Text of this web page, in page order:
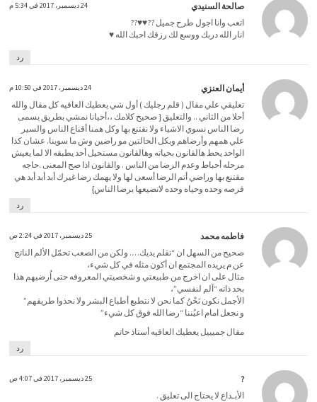
صالحة السنيدي 24 ديسمبر، 2017 في 5:34 م
اتعب وانا اجول طرح جميل ??♥️♥️??
انار الله دربك ووسع لك رزقك احبك الله ♥️
رد
أيمان العنزي 24 ديسمبر، 2017 في 10:50 م
تعليقي علي مقال ( قلم رجليك ) أول شي يعطيك العافيه كل مقال والله
أحلا من الثاني .. والتعليق { صحيح كلامك ،،أحيانا نمشي بطريق يسمى
رضا الناس نسوي الاشياء ولا نقتنع بها وكل همنا أقناع الناس والسير
علي همهم وأرضاهم وبكل الحالتين مو راضين وش ما سوينا. عشان كذا
الواحد يحط هالقانون بحياته وهالقانون مستحيل أحد يطبقه الا لما يعيش
مرحله أحباط وعدم الرضا من الناس . والقانون اذا صح المعنى .حاجه
مقتنع بها وراضي أتم الرضا أسعى لها ولا يهمك رضا غيرك أبد أبد أبد هي
فرصه وحده وحياه وحده لاتضيعها برضا الناس}
رد
فاطمه محمد 25 ديسمبر، 2017 في 2:24 ص
صحيح من السهل ان “تقلم يديك…. ولكن من الصعب تحمّل الألم الناتج
عن م يريده المجتمع ان أكون مثله في كل شيء،
مثال على ان اخرج من طبيعتي و شخصيتي المعروفه حتى اُرضيهم هذا
بحد ذاته “آلم لنفسي”،
الأجمل نكون نَحْنُ كما نحن لا نتطبع أطباع البشر ولا نحذوا طريقهم”
و نجعل امام اعيُننا “رضا الله فوق كل شيء”
مقال جميييل يعطيك العافيه أستاذ حاتم
رد
? 25 ديسمبر، 2017 في 4:07 ص
الأبـداع لا يحتاج الى تعليق .